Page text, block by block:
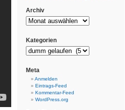
Archiv
Kategorien
Meta
Anmelden
Eintrags-Feed
Kommentar-Feed
WordPress.org